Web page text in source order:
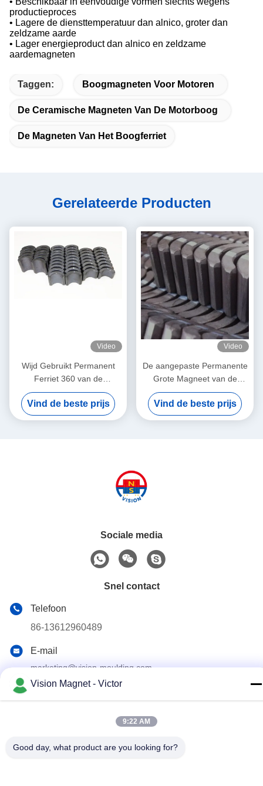
productieproces
• Lagere de diensttemperatuur dan alnico, groter dan
zeldzame aarde
• Lager energieproduct dan alnico en zeldzame
aardemagneten
Taggen: Boogmagneten Voor Motoren
De Ceramische Magneten Van De Motorboog
De Magneten Van Het Boogferriet
Gerelateerde Producten
Video
Wijd Gebruikt Permanent
Ferriet 360 van de
Boogvorm Magneet voor
PMDC-Motor
Vind de beste prijs
Video
De aangepaste Permanente
Grote Magneet van de
Ferrietboog voor Luchtpomp
52.12*50.18*7.27 mm
Vind de beste prijs
Sociale media
Snel contact
Telefoon
86-13612960489
E-mail
marketing@vision-moulding.com
Adres
Fenggang Town, Dongguan City, provincie Guangdong,
Vision Magnet - Victor
9:22 AM
Good day, what product are you looking for?